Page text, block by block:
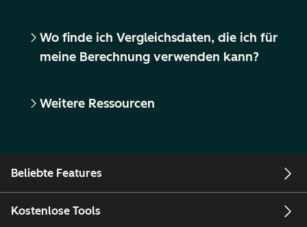
Wo finde ich Vergleichsdaten, die ich für
meine Berechnung verwenden kann?
Weitere Ressourcen
Beliebte Features
Kostenlose Tools